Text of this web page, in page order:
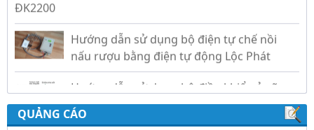
Hướng dẫn sử dụng bộ điện tự chế nồi
nấu rượu bằng điện tự động Lộc Phát
Hướng dẫn sử dụng bộ điều khiển ủ sữa
chua công nghiệp Lộc Phát
Hướng dẫn sử dụng bộ điều khiển độ ẩm
QUẢNG CÁO